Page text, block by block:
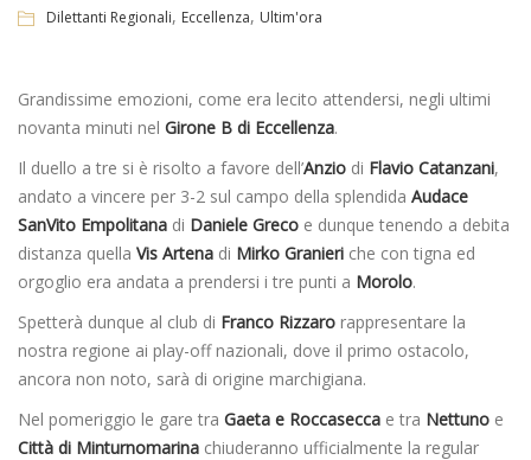
Dilettanti Regionali, Eccellenza, Ultim'ora
Grandissime emozioni, come era lecito attendersi, negli ultimi
novanta minuti nel Girone B di Eccellenza.
Il duello a tre si è risolto a favore dell’Anzio di Flavio Catanzani,
andato a vincere per 3-2 sul campo della splendida Audace
SanVito Empolitana di Daniele Greco e dunque tenendo a debita
distanza quella Vis Artena di Mirko Granieri che con tigna ed
orgoglio era andata a prendersi i tre punti a Morolo.
Spetterà dunque al club di Franco Rizzaro rappresentare la
nostra regione ai play-off nazionali, dove il primo ostacolo,
ancora non noto, sarà di origine marchigiana.
Nel pomeriggio le gare tra Gaeta e Roccasecca e tra Nettuno e
Città di Minturnomarina chiuderanno ufficialmente la regular